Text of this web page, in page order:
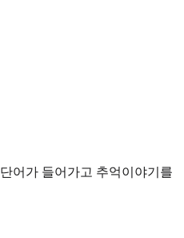
어가 들어가고 추억이야기를